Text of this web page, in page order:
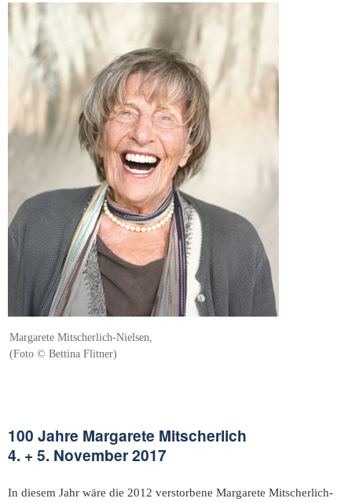
Margarete Mitscherlich-Nielsen,
(Foto © Bettina Flitner)
100 Jahre Margarete Mitscherlich
4. + 5. November 2017
In diesem Jahr wäre die 2012 verstorbene Margarete Mitscherlich-